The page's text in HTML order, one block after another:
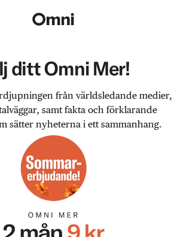
ditt Omni Mer!
från världsledande medier,
samt fakta och förklarande
sätter nyheterna i ett sammanhang.